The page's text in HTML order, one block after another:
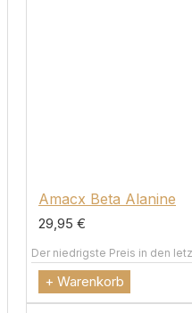
Amacx Beta Alanine
29,95 €
Der niedrigste Preis in den
+ Warenkorb